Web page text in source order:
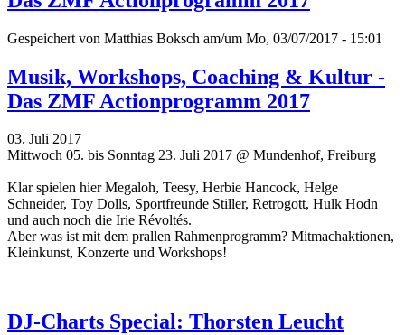
Gespeichert von Matthias Boksch am/um Mo, 03/07/2017 - 15:01
Musik, Workshops, Coaching & Kultur -
Das ZMF Actionprogramm 2017
03. Juli 2017
Mittwoch 05. bis Sonntag 23. Juli 2017 @ Mundenhof, Freiburg
Klar spielen hier Megaloh, Teesy, Herbie Hancock, Helge
Schneider, Toy Dolls, Sportfreunde Stiller, Retrogott, Hulk Hodn
und auch noch die Irie Révoltés.
Aber was ist mit dem prallen Rahmenprogramm? Mitmachaktionen,
Kleinkunst, Konzerte und Workshops!
DJ-Charts Special: Thorsten Leucht